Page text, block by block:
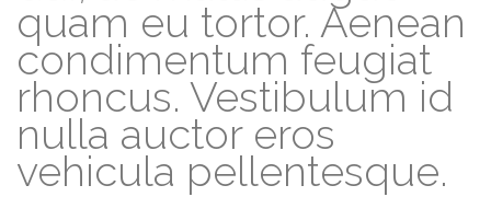
quam eu tortor. Aenean
condimentum feugiat
rhoncus. Vestibulum id
nulla auctor eros
vehicula pellentesque.